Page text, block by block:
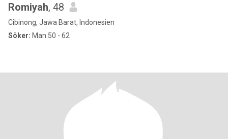
Romiyah, 48
Cibinong, Jawa Barat, Indonesien
Söker: Man 50 - 62